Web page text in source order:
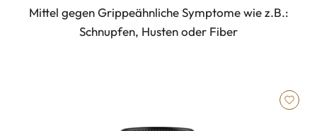
Mittel gegen Grippeähnliche Symptome wie z.B.:
Schnupfen, Husten oder Fiber